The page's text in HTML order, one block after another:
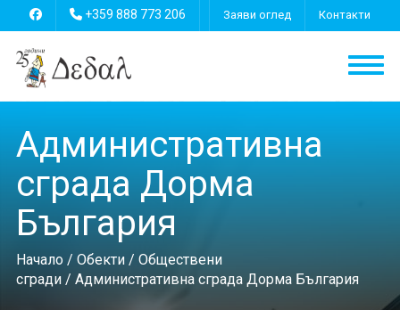
+359 888 773 206 Заяви оглед Контакти
Административна
сграда Дорма
България
Начало/ Обекти/ Обществени
сгради/ Административна сграда Дорма България